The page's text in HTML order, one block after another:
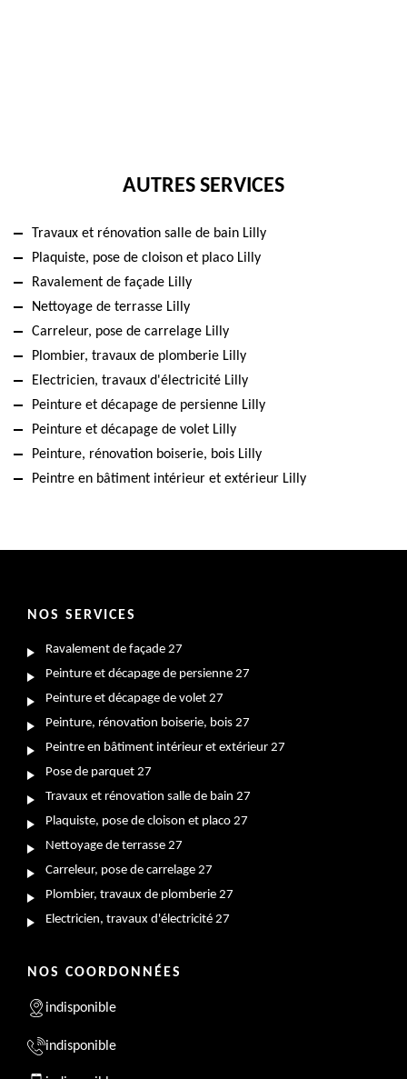
AUTRES SERVICES
Travaux et rénovation salle de bain Lilly
Plaquiste, pose de cloison et placo Lilly
Ravalement de façade Lilly
Nettoyage de terrasse Lilly
Carreleur, pose de carrelage Lilly
Plombier, travaux de plomberie Lilly
Electricien, travaux d'électricité Lilly
Peinture et décapage de persienne Lilly
Peinture et décapage de volet Lilly
Peinture, rénovation boiserie, bois Lilly
Peintre en bâtiment intérieur et extérieur Lilly
NOS SERVICES
Ravalement de façade 27
Peinture et décapage de persienne 27
Peinture et décapage de volet 27
Peinture, rénovation boiserie, bois 27
Peintre en bâtiment intérieur et extérieur 27
Pose de parquet 27
Travaux et rénovation salle de bain 27
Plaquiste, pose de cloison et placo 27
Nettoyage de terrasse 27
Carreleur, pose de carrelage 27
Plombier, travaux de plomberie 27
Electricien, travaux d'électricité 27
NOS COORDONNÉES
indisponible
indisponible